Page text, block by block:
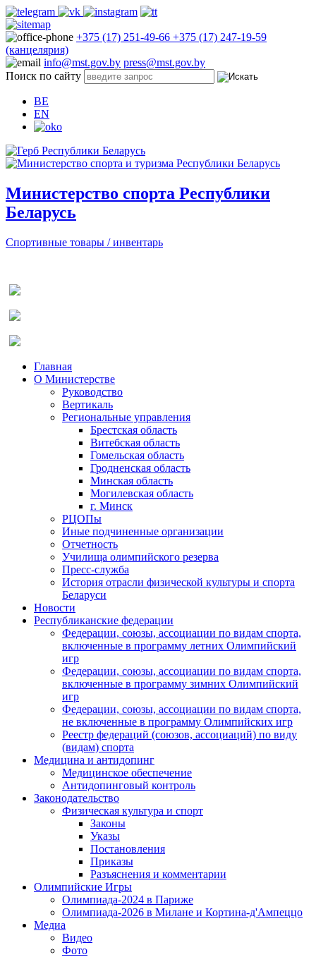
+375 (17) 251-49-66 +375 (17) 247-19-59
(канцелярия)
info@mst.gov.by press@mst.gov.by
Поиск по сайту
BE
EN
Министерство спорта Республики
Беларусь
Спортивные товары / инвентарь
Главная
О Министерстве
Руководство
Вертикаль
Региональные управления
Брестская область
Витебская область
Гомельская область
Гродненская область
Минская область
Могилевская область
г. Минск
РЦОПы
Иные подчиненные организации
Отчетность
Училища олимпийского резерва
Пресс-служба
История отрасли физической культуры и спорта
Беларуси
Новости
Республиканские федерации
Федерации, союзы, ассоциации по видам спорта,
включенные в программу летних Олимпийский
игр
Федерации, союзы, ассоциации по видам спорта,
включенные в программу зимних Олимпийский
игр
Федерации, союзы, ассоциации по видам спорта,
не включенные в программу Олимпийских игр
Реестр федераций (союзов, ассоциаций) по виду
(видам) спорта
Медицина и антидопинг
Медицинское обеспечение
Антидопинговый контроль
Законодательство
Физическая культура и спорт
Законы
Указы
Постановления
Приказы
Разъяснения и комментарии
Олимпийские Игры
Олимпиада-2024 в Париже
Олимпиада-2026 в Милане и Кортина-д'Ампеццо
Медиа
Видео
Фото